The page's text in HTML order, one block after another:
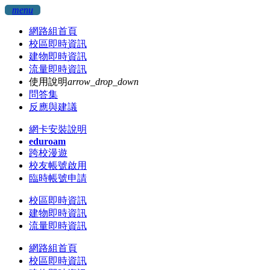
menu
網路組首頁
校區即時資訊
建物即時資訊
流量即時資訊
使用說明arrow_drop_down
問答集
反應與建議
網卡安裝說明
eduroam
跨校漫遊
校友帳號啟用
臨時帳號申請
校區即時資訊
建物即時資訊
流量即時資訊
網路組首頁
校區即時資訊